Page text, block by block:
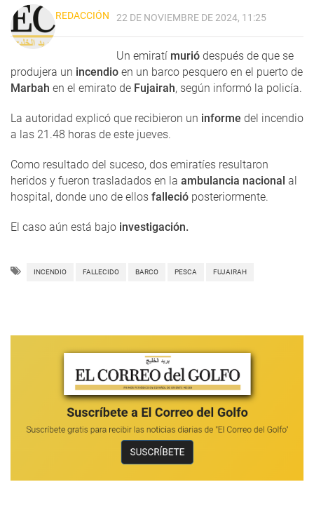
REDACCIÓN 22 DE NOVIEMBRE DE 2024, 11:25
Un emiratí murió después de que se
produjera un incendio en un barco pesquero en el puerto de
Marbah en el emirato de Fujairah, según informó la policía.
La autoridad explicó que recibieron un informe del incendio
a las 21.48 horas de este jueves.
Como resultado del suceso, dos emiratíes resultaron
heridos y fueron trasladados en la ambulancia nacional al
hospital, donde uno de ellos falleció posteriormente.
El caso aún está bajo investigación.
INCENDIO FALLECIDO BARCO PESCA FUJAIRAH